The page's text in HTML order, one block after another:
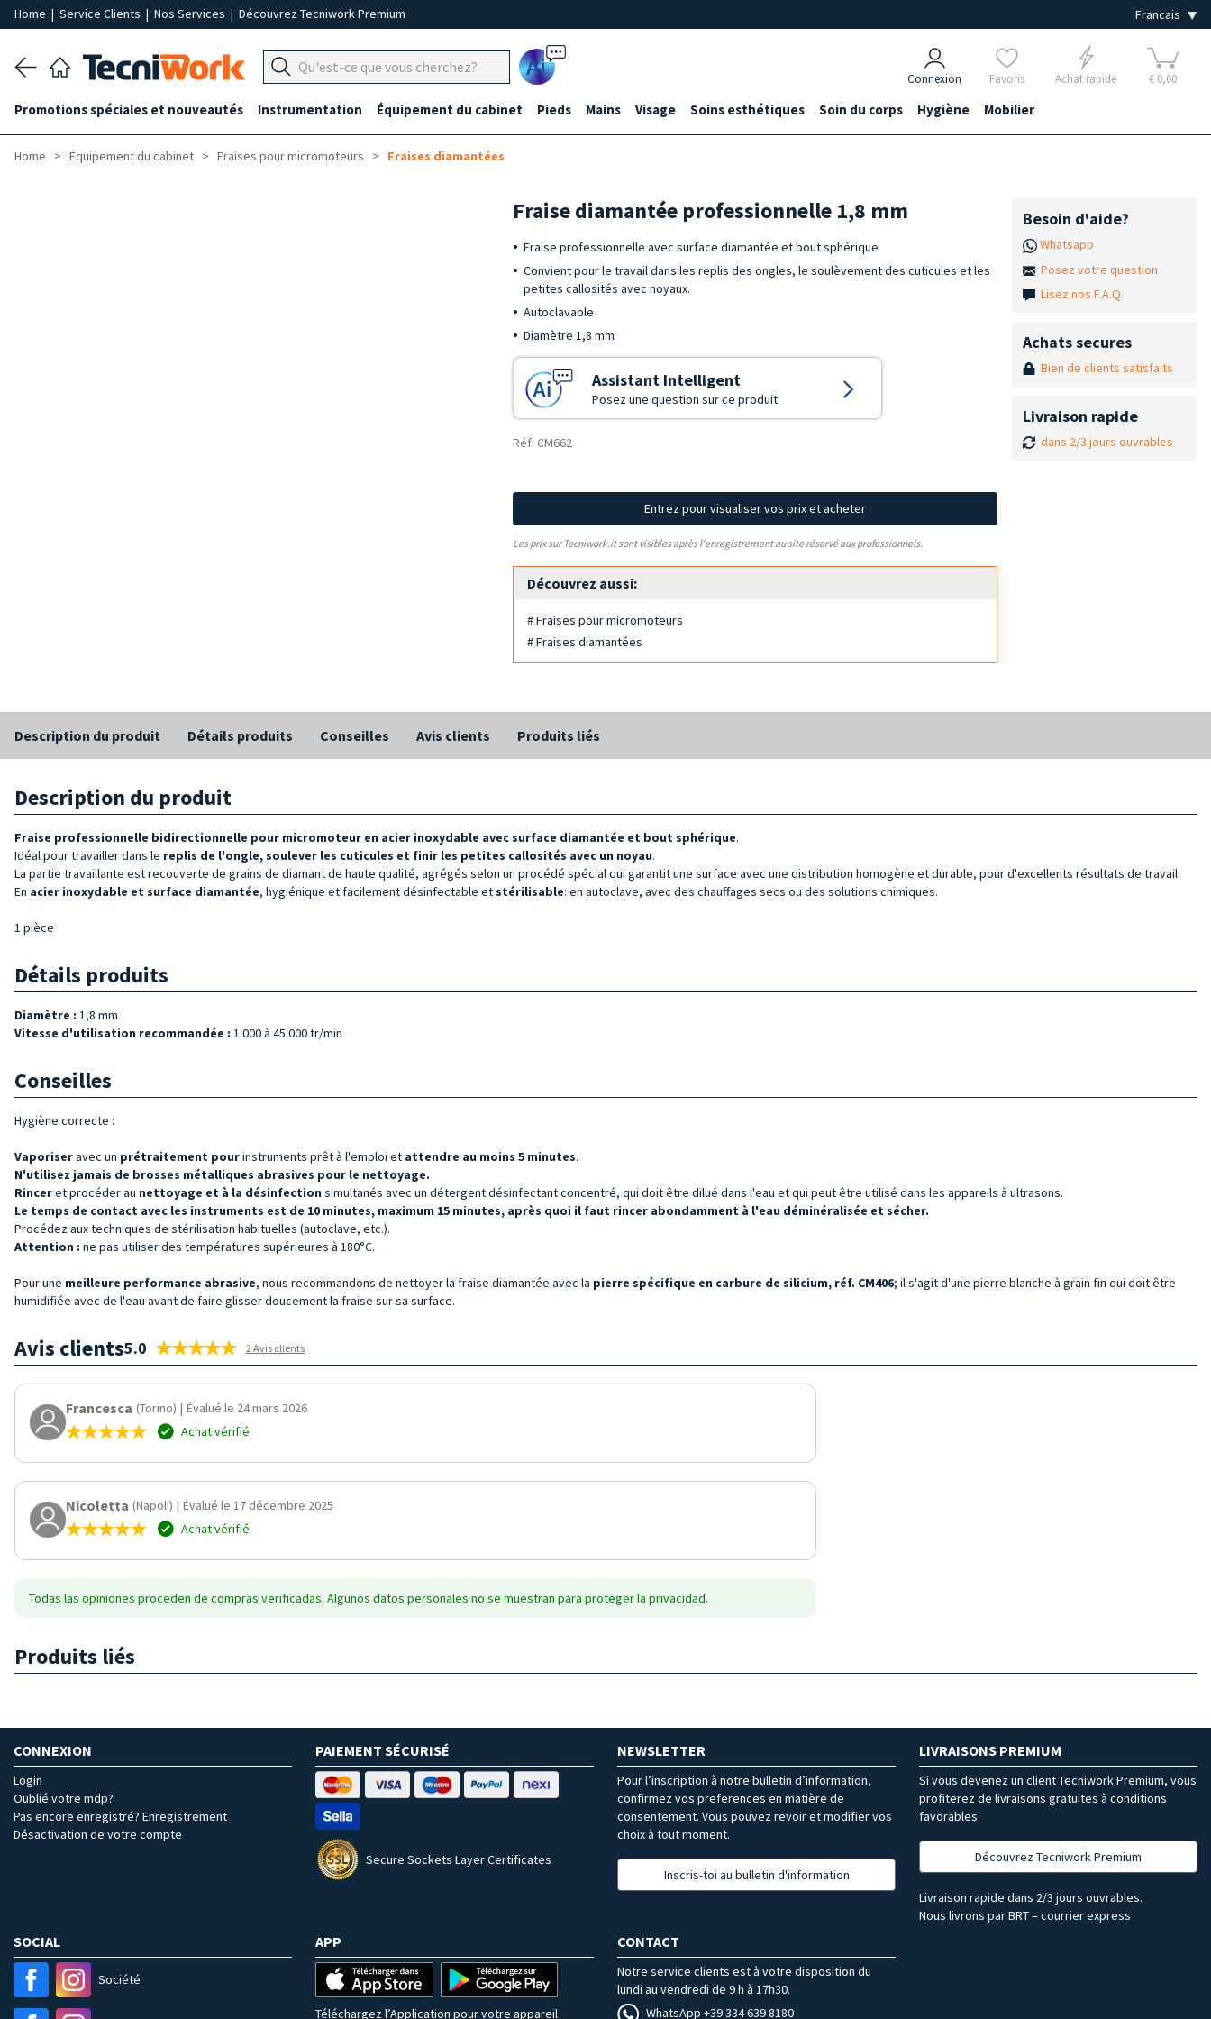
Home | Service Clients | Nos Services | Découvrez Tecniwork Premium
Ai Connexion Favoris Achat rapide € 0,00
Promotions spéciales et nouveautés Instrumentation Équipement du cabinet Pieds Mains Visage Soins esthétiques Soin du corps Hygiène Mobilier
Home Équipement du cabinet Fraises pour micromoteurs Fraises diamantées
Fraise diamantée professionnelle 1,8 mm
Fraise professionnelle avec surface diamantée et bout sphérique
Convient pour le travail dans les replis des ongles, le soulèvement des cuticules et les
petites callosités avec noyaux.
Autoclavable
Diamètre 1,8 mm
Assistant Intelligent
Posez une question sur ce produit
Réf: CM662
Entrez pour visualiser vos prix et acheter
Les prix sur Tecniwork.it sont visibles après l'enregistrement au site réservé aux professionnels.
Découvrez aussi:
# Fraises pour micromoteurs
# Fraises diamantées
Besoin d'aide?
Whatsapp
Posez votre question
Lisez nos F.A.Q.
Achats secures
Bien de clients satisfaits
Livraison rapide
dans 2/3 jours ouvrables
Description du produit Détails produits Conseilles Avis clients Produits liés
Description du produit
Fraise professionnelle bidirectionnelle pour micromoteur en acier inoxydable avec surface diamantée et bout sphérique.
Idéal pour travailler dans le replis de l'ongle, soulever les cuticules et finir les petites callosités avec un noyau.
La partie travaillante est recouverte de grains de diamant de haute qualité, agrégés selon un procédé spécial qui garantit une surface avec une distribution homogène et durable, pour d'excellents résultats de travail.
En acier inoxydable et surface diamantée, hygiénique et facilement désinfectable etstérilisable: en autoclave, avec des chauffages secs ou des solutions chimiques.
1 pièce
Détails produits
Diamètre : 1,8 mm
Vitesse d'utilisation recommandée : 1.000 à 45.000 tr/min
Conseilles
Hygiène correcte :
Vaporiseravec un prétraitement pourinstruments prêt à l'emploi et attendre au moins 5 minutes.
N'utilisez jamais de brosses métalliques abrasives pour le nettoyage.
Rinceret procéder au nettoyage et à la désinfection simultanés avec un détergent désinfectant concentré, qui doit être dilué dans l'eau et qui peut être utilisé dans les appareils à ultrasons.
Le temps de contact avec les instruments est de 10 minutes, maximum 15 minutes, après quoi il faut rincer abondamment à l'eau déminéralisée et sécher.
Procédez aux techniques de stérilisation habituelles (autoclave, etc.).
Attention : ne pas utiliser des températures supérieures à 180°C.
Pour une meilleure performance abrasive, nous recommandons de nettoyer la fraise diamantée avec la pierre spécifique en carbure de silicium, réf. CM406; il s'agit d'une pierre blanche à grain fin qui doit être
humidifiée avec de l'eau avant de faire glisser doucement la fraise sur sa surface.
Avis clients5.0 2 Avis clients
Francesca (Torino) | Évalué le 24 mars 2026
Achat vérifié
Nicoletta (Napoli) | Évalué le 17 décembre 2025
Achat vérifié
Todas las opiniones proceden de compras verificadas. Algunos datos personales no se muestran para proteger la privacidad.
Produits liés
CONNEXION
Login
Oublié votre mdp?
Pas encore enregistré? Enregistrement
Désactivation de votre compte
PAIEMENT SÉCURISÉ
Secure Sockets Layer Certificates
NEWSLETTER
Pour l’inscription à notre bulletin d’information,
confirmez vos preferences en matière de
consentement. Vous pouvez revoir et modifier vos
choix à tout moment.
Inscris-toi au bulletin d'information
LIVRAISONS PREMIUM
Si vous devenez un client Tecniwork Premium, vous
profiterez de livraisons gratuites à conditions
favorables
Découvrez Tecniwork Premium
Livraison rapide dans 2/3 jours ouvrables.
Nous livrons par BRT – courrier express
SOCIAL
Société
APP
Téléchargez l’Application pour votre appareil
CONTACT
Notre service clients est à votre disposition du
lundi au vendredi de 9 h à 17h30.
WhatsApp +39 334 639 8180